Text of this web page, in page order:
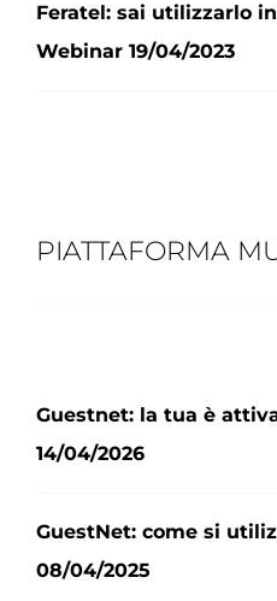
Feratel: sai utilizzarlo
Webinar 19/04/2023
PIATTAFORMA
Guestnet: la tua è
14/04/2026
GuestNet: come si
08/04/2025